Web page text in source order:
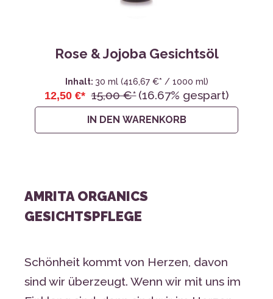
Rose & Jojoba Gesichtsöl
Inhalt: 30 ml (416,67 €* / 1000 ml)
12,50 €* 15,00 €* (16.67% gespart)
IN DEN WARENKORB
AMRITA ORGANICS
GESICHTSPFLEGE
Schönheit kommt von Herzen, davon
sind wir überzeugt. Wenn wir mit uns im